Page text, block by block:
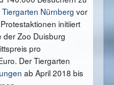
Tiergarten Nürnberg vor
initiiert
Zoo Duisburg
pro
Der Tiergarten
ab April 2018 bis